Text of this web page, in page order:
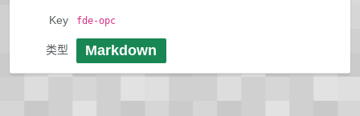
Key fde-opc
类型 Markdown